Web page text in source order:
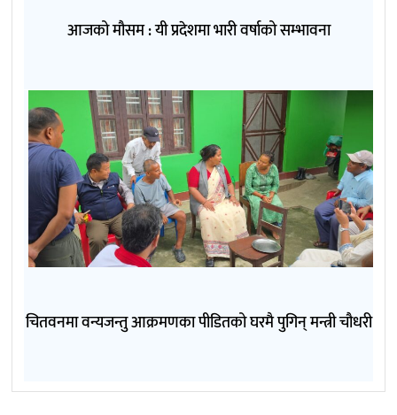
आजको मौसम : यी प्रदेशमा भारी वर्षाको सम्भावना
चितवनमा वन्यजन्तु आक्रमणका पीडितको घरमै पुगिन् मन्त्री चौधरी